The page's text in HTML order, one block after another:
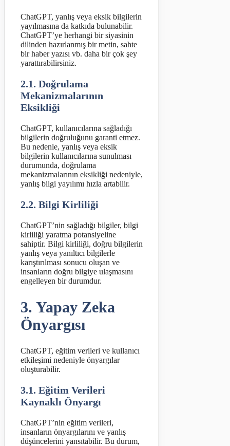
ChatGPT, yanlış veya eksik bilgilerin
yayılmasına da katkıda bulunabilir.
ChatGPT’ye herhangi bir siyasinin
dilinden hazırlanmış bir metin, sahte
bir haber yazısı vb. daha bir çok şey
yarattırabilirsiniz.
2.1. Doğrulama
Mekanizmalarının
Eksikliği
ChatGPT, kullanıcılarına sağladığı
bilgilerin doğruluğunu garanti etmez.
Bu nedenle, yanlış veya eksik
bilgilerin kullanıcılarına sunulması
durumunda, doğrulama
mekanizmalarının eksikliği nedeniyle,
yanlış bilgi yayılımı hızla artabilir.
2.2. Bilgi Kirliliği
ChatGPT’nin sağladığı bilgiler, bilgi
kirliliği yaratma potansiyeline
sahiptir. Bilgi kirliliği, doğru bilgilerin
yanlış veya yanıltıcı bilgilerle
karıştırılması sonucu oluşan ve
insanların doğru bilgiye ulaşmasını
engelleyen bir durumdur.
3. Yapay Zeka
Önyargısı
ChatGPT, eğitim verileri ve kullanıcı
etkileşimi nedeniyle önyargılar
oluşturabilir.
3.1. Eğitim Verileri
Kaynaklı Önyargı
ChatGPT’nin eğitim verileri,
insanların önyargılarını ve yanlış
düşüncelerini yansıtabilir. Bu durum,